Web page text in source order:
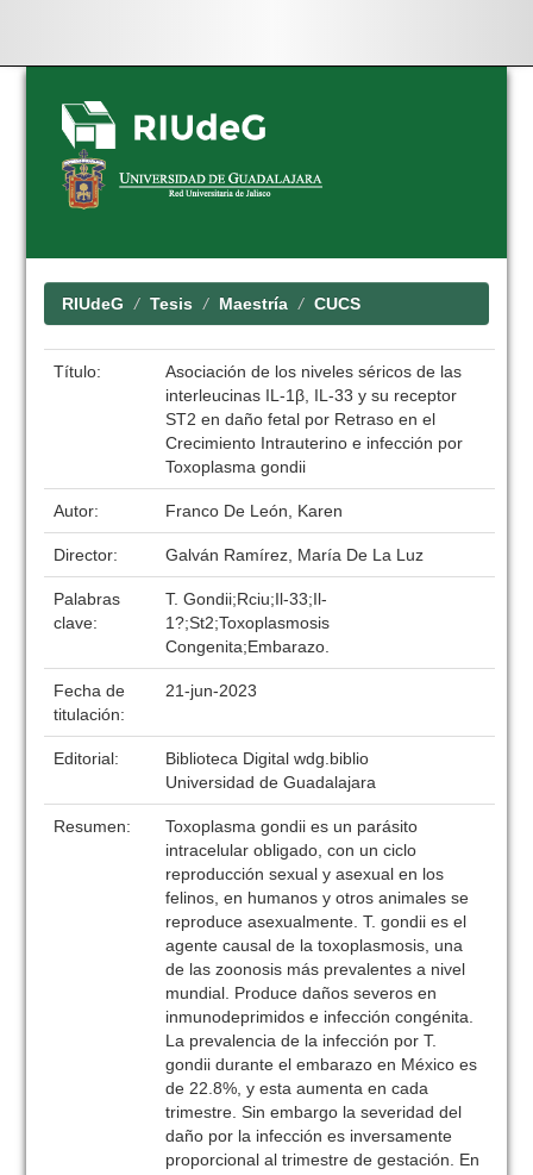
Skip
navigation
RIUdeG Tesis Maestría CUCS
Título:
Asociación de los niveles séricos de las
interleucinas IL-1β, IL-33 y su receptor
ST2 en daño fetal por Retraso en el
Crecimiento Intrauterino e infección por
Toxoplasma gondii
Autor: Franco De León, Karen
Director: Galván Ramírez, María De La Luz
Palabras
clave:
T. Gondii;Rciu;Il-33;Il-
1?;St2;Toxoplasmosis
Congenita;Embarazo.
Fecha de
titulación:
21-jun-2023
Editorial:
Biblioteca Digital wdg.biblio
Universidad de Guadalajara
Resumen:
Toxoplasma gondii es un parásito
intracelular obligado, con un ciclo
reproducción sexual y asexual en los
felinos, en humanos y otros animales se
reproduce asexualmente. T. gondii es el
agente causal de la toxoplasmosis, una
de las zoonosis más prevalentes a nivel
mundial. Produce daños severos en
inmunodeprimidos e infección congénita.
La prevalencia de la infección por T.
gondii durante el embarazo en México es
de 22.8%, y esta aumenta en cada
trimestre. Sin embargo la severidad del
daño por la infección es inversamente
proporcional al trimestre de gestación. En